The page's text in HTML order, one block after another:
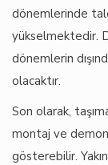
dönemlerinde
yükselmektedir.
dönemlerin
olacaktır.
Son olarak,
montaj ve
gösterebilir.